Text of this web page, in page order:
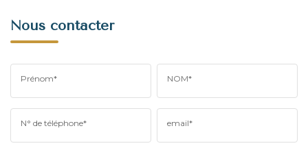
Nous contacter
Prénom* NOM*
N° de téléphone* email*